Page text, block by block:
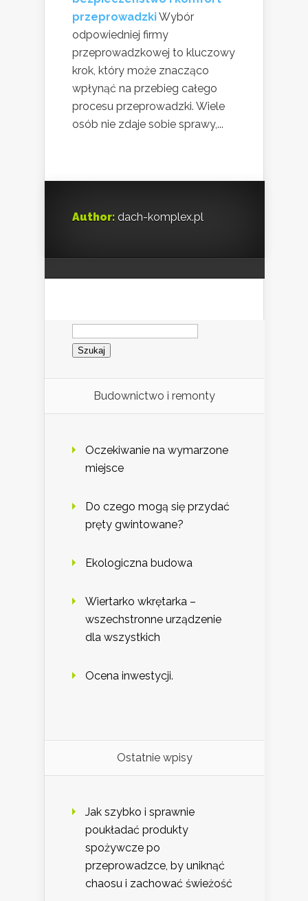
przeprowadzkiWybór
odpowiedniej firmy
przeprowadzkowej to kluczowy
krok, który może znacząco
wpłynąć na przebieg całego
procesu przeprowadzki. Wiele
osób nie zdaje sobie sprawy,...
Author: dach-komplex.pl
Szukaj:
Budownictwo i remonty
Oczekiwanie na wymarzone
miejsce
Do czego mogą się przydać
pręty gwintowane?
Ekologiczna budowa
Wiertarko wkrętarka –
wszechstronne urządzenie
dla wszystkich
Ocena inwestycji.
Ostatnie wpisy
Jak szybko i sprawnie
poukładać produkty
spożywcze po
przeprowadzce, by uniknąć
chaosu i zachować świeżość